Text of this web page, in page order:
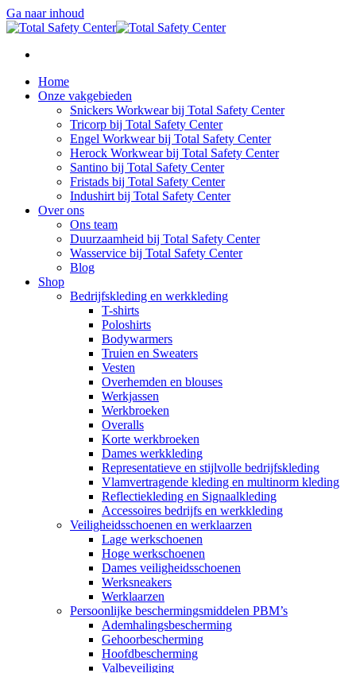
Ga naar inhoud
Home
Onze vakgebieden
Snickers Workwear bij Total Safety Center
Tricorp bij Total Safety Center
Engel Workwear bij Total Safety Center
Herock Workwear bij Total Safety Center
Santino bij Total Safety Center
Fristads bij Total Safety Center
Indushirt bij Total Safety Center
Over ons
Ons team
Duurzaamheid bij Total Safety Center
Wasservice bij Total Safety Center
Blog
Shop
Bedrijfskleding en werkkleding
T-shirts
Poloshirts
Bodywarmers
Truien en Sweaters
Vesten
Overhemden en blouses
Werkjassen
Werkbroeken
Overalls
Korte werkbroeken
Dames werkkleding
Representatieve en stijlvolle bedrijfskleding
Vlamvertragende kleding en multinorm kleding
Reflectiekleding en Signaalkleding
Accessoires bedrijfs en werkkleding
Veiligheidsschoenen en werklaarzen
Lage werkschoenen
Hoge werkschoenen
Dames veiligheidsschoenen
Werksneakers
Werklaarzen
Persoonlijke beschermingsmiddelen PBM’s
Ademhalingsbescherming
Gehoorbescherming
Hoofdbescherming
Valbeveiliging